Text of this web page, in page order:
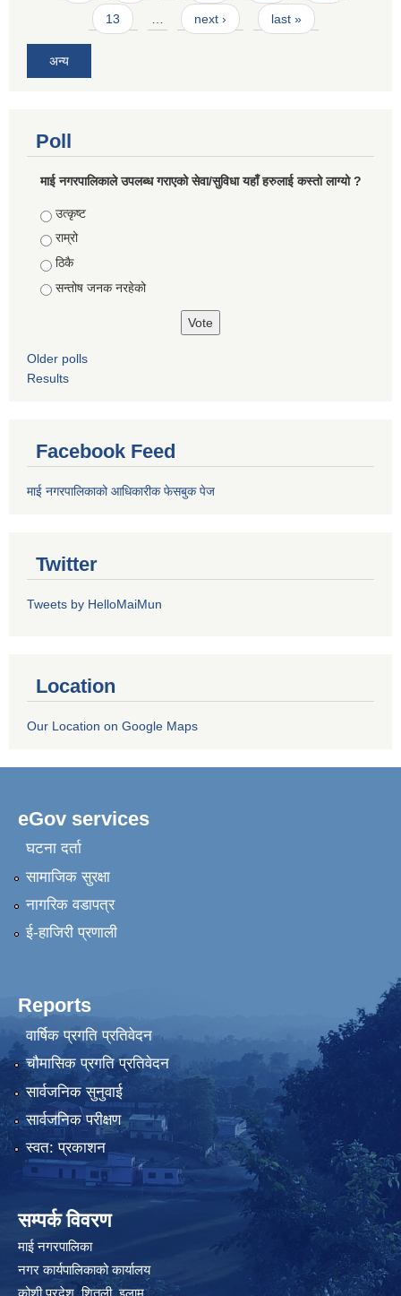
13 … next › last »
अन्य
Poll
माई नगरपालिकाले उपलब्ध गराएको सेवा/सुविधा यहाँ हरुलाई कस्तो लाग्यो ?
Choices
उत्कृष्ट
राम्रो
ठिकै
सन्तोष जनक नरहेको
Older polls
Results
Facebook Feed
माई नगरपालिकाको आधिकारीक फेसबुक पेज
Twitter
Tweets by HelloMaiMun
Location
Our Location on Google Maps
eGov services
घटना दर्ता
सामाजिक सुरक्षा
नागरिक वडापत्र
ई-हाजिरी प्रणाली
Reports
वार्षिक प्रगति प्रतिवेदन
चौमासिक प्रगति प्रतिवेदन
सार्वजनिक सुनुवाई
सार्वजनिक परीक्षण
स्वत: प्रकाशन
सम्पर्क विवरण
माई नगरपालिका
नगर कार्यपालिकाको कार्यालय